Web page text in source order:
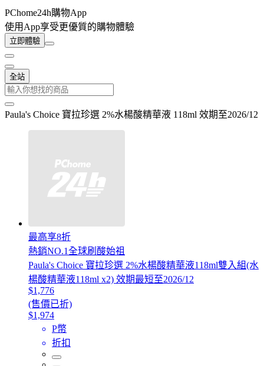
PChome24h購物App
使用App享受更優質的購物體驗
立即體驗
全站
Paula's Choice 寶拉珍選 2%水楊酸精華液 118ml 效期至2026/12
最高享8折
熱銷NO.1全球刷酸始祖
Paula's Choice 寶拉珍選 2%水楊酸精華液118ml雙入組(水
楊酸精華液118ml x2) 效期最短至2026/12
$1,776
(售價已折)
$1,974
P幣
折扣